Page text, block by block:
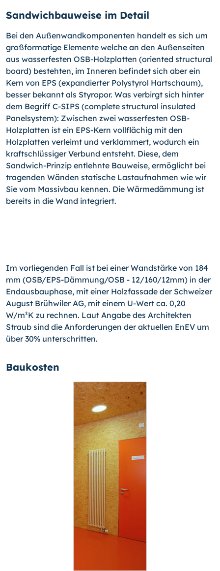
Sandwichbauweise im Detail
Bei den Außenwandkomponenten handelt es sich um
großformatige Elemente welche an den Außenseiten
aus wasserfesten OSB-Holzplatten (oriented structural
board) bestehten, im Inneren befindet sich aber ein
Kern von EPS (expandierter Polystyrol Hartschaum),
besser bekannt als Styropor. Was verbirgt sich hinter
dem Begriff C-SIPS (complete structural insulated
Panelsystem): Zwischen zwei wasserfesten OSB-
Holzplatten ist ein EPS-Kern vollflächig mit den
Holzplatten verleimt und verklammert, wodurch ein
kraftschlüssiger Verbund entsteht. Diese, dem
Sandwich-Prinzip entlehnte Bauweise, ermöglicht bei
tragenden Wänden statische Lastaufnahmen wie wir
Sie vom Massivbau kennen. Die Wärmedämmung ist
bereits in die Wand integriert.
Im vorliegenden Fall ist bei einer Wandstärke von 184
mm (OSB/EPS-Dämmung/OSB - 12/160/12mm) in der
Endausbauphase, mit einer Holzfassade der Schweizer
August Brühwiler AG, mit einem U-Wert ca. 0,20
W/m²K zu rechnen. Laut Angabe des Architekten
Straub sind die Anforderungen der aktuellen EnEV um
über 30% unterschritten.
Baukosten